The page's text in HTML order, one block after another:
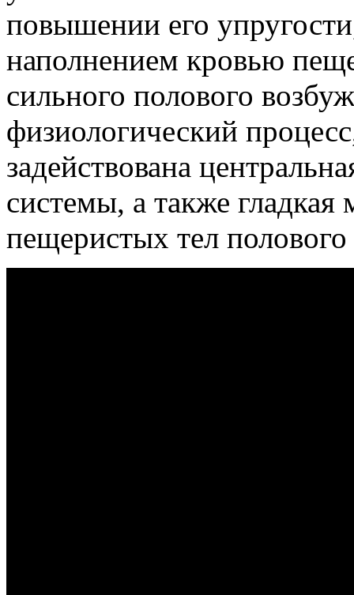
повышении его
наполнением кровью
сильного полового
физиологический
задействована
системы, а также гладкая
пещеристых тел полового